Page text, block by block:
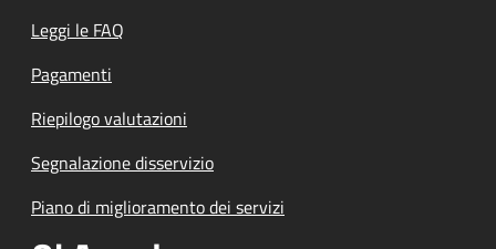
Leggi le FAQ
Pagamenti
Riepilogo valutazioni
Segnalazione disservizio
Piano di miglioramento dei servizi